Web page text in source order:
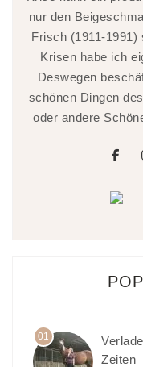
nur den
Frisch (1911-1991)
Krisen habe ich
Deswegen
schönen Dingen
oder andere
01
Zeiten